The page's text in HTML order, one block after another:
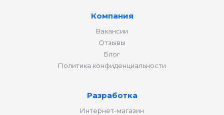
Компания
Вакансии
Отзывы
Блог
Политика конфиденциальности
Разработка
Интернет-магазин